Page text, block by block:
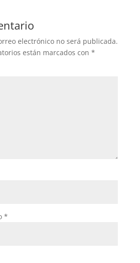
electrónico no será publicada.
están marcados con *
*